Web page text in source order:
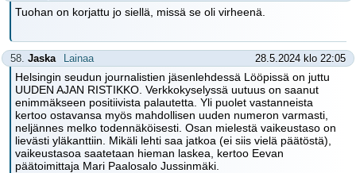
Tuohan on korjattu jo siellä, missä se oli virheenä.
58. Jaska Lainaa 28.5.2024 klo 22:05
Helsingin seudun journalistien jäsenlehdessä Lööpissä on juttu
UUDEN AJAN RISTIKKO. Verkkokyselyssä uutuus on saanut
enimmäkseen positiivista palautetta. Yli puolet vastanneista
kertoo ostavansa myös mahdollisen uuden numeron varmasti,
neljännes melko todennäköisesti. Osan mielestä vaikeustaso on
lievästi yläkanttiin. Mikäli lehti saa jatkoa (ei siis vielä päätöstä),
vaikeustasoa saatetaan hieman laskea, kertoo Eevan
päätoimittaja Mari Paalosalo Jussinmäki.